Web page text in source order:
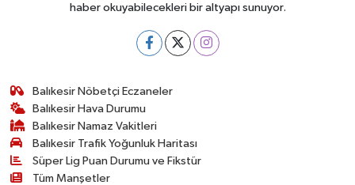
haber okuyabilecekleri bir altyapı sunuyor.
Balıkesir Nöbetçi Eczaneler
Balıkesir Hava Durumu
Balıkesir Namaz Vakitleri
Balıkesir Trafik Yoğunluk Haritası
Süper Lig Puan Durumu ve Fikstür
Tüm Manşetler